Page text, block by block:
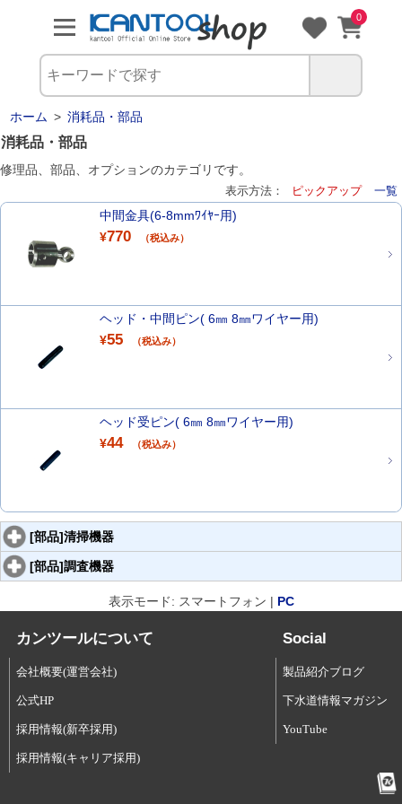
0
ホーム > 消耗品・部品
消耗品・部品
修理品、部品、オプションのカテゴリです。
表示方法： ピックアップ 一覧
中間金具(6-8mmﾜｲﾔｰ用)
¥770 （税込み）
ヘッド・中間ピン( 6㎜ 8㎜ワイヤー用)
¥55 （税込み）
ヘッド受ピン( 6㎜ 8㎜ワイヤー用)
¥44 （税込み）
[部品]清掃機器
[部品]調査機器
表示モード: スマートフォン | PC
カンツールについて
会社概要(運営会社)
公式HP
採用情報(新卒採用)
採用情報(キャリア採用)
Social
製品紹介ブログ
下水道情報マガジン
YouTube